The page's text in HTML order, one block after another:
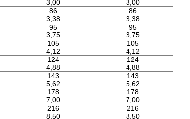
3,00
3,00
86
3,38
86
3,38
95
3,75
95
3,75
105
4,12
105
4,12
124
4,88
124
4,88
143
5,62
143
5,62
178
7,00
178
7,00
216
8,50
216
8,50